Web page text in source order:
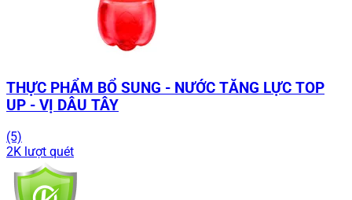
THỰC PHẨM BỔ SUNG - NƯỚC TĂNG LỰC TOP
UP - VỊ DÂU TÂY
(5)
2K lượt quét